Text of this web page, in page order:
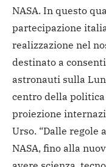
NASA. In questo
partecipazione
realizzazione nel
destinato a
astronauti sulla
centro della
proiezione
Urso. “Dalle regole
NASA, fino alla